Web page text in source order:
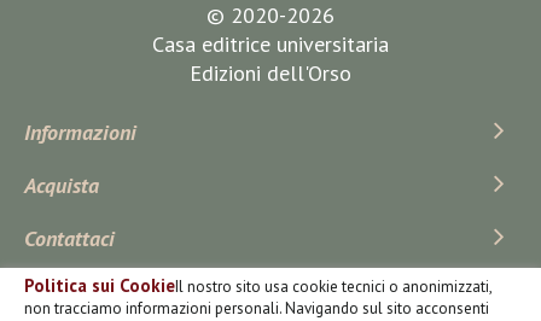
Politica sui CookieIl nostro sito usa cookie tecnici o anonimizzati,
non tracciamo informazioni personali. Navigando sul sito acconsenti
© 2020-2026
Casa editrice universitaria
Edizioni dell'Orso
Informazioni
Acquista
Contattaci
Iscriviti Alla Newsletter